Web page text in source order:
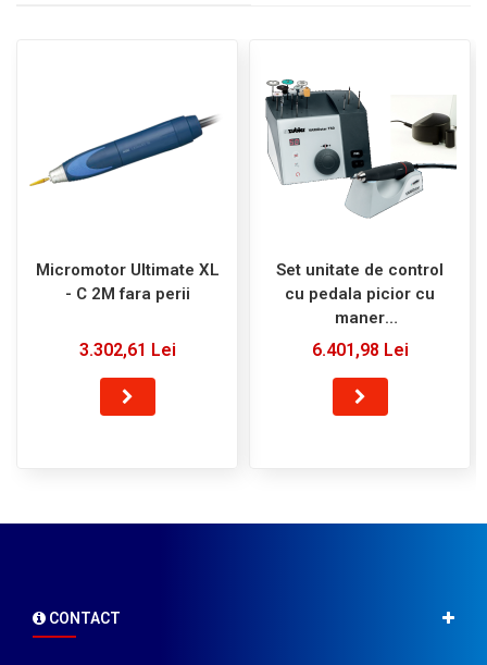
Micromotor Ultimate XL
- C 2M fara perii
3.302,61 Lei
Set unitate de control
cu pedala picior cu
maner
(stanga/dreapta)
VARIOstar T50 - 220 V -
240 V - Zubler
6.401,98 Lei
CONTACT